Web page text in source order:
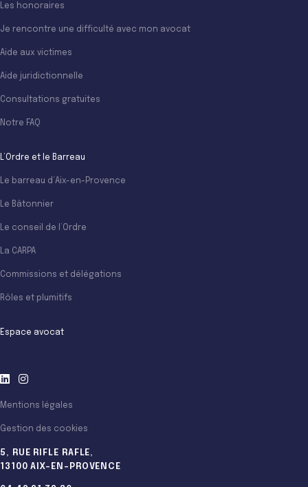
Les honoraires
Je rencontre une difficulté avec mon avocat
Aide aux victimes
Aide juridictionnelle
Consultations gratuites
Notre FAQ
L’Ordre et le Barreau
Le barreau d’Aix-en-Provence
Le Bâtonnier
Le conseil de l’Ordre
La CARPA
Commissions et délégations
Rôles et plumitifs
Espace avocat
Mentions légales
Gestion des cookies
5, RUE RIFLE RAFLE,
13100 AIX-EN-PROVENCE